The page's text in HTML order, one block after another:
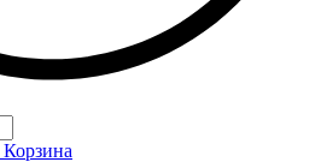
Корзина